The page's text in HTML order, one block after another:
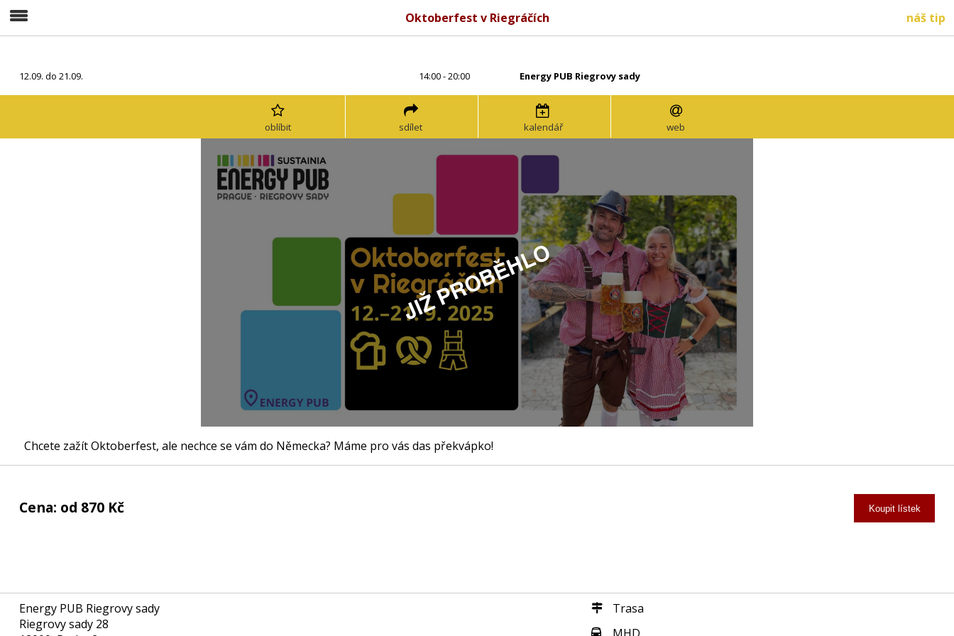
Oktoberfest v Riegráčích náš tip
12.09. do 21.09. 14:00 - 20:00 Energy PUB Riegrovy sady
oblíbit sdílet kalendář web
Chcete zažít Oktoberfest, ale nechce se vám do Německa? Máme pro vás das překvápko!
Cena: od 870 Kč Koupit lístek
Energy PUB Riegrovy sady
Riegrovy sady 28
Trasa